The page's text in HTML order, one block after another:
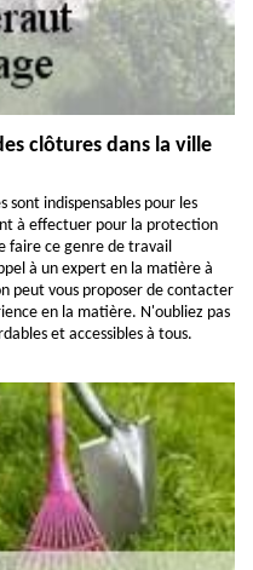
clôtures dans la ville
sont indispensables pour les
à effectuer pour la protection
faire ce genre de travail
à un expert en la matière à
peut vous proposer de contacter
en la matière. N'oubliez pas
et accessibles à tous.